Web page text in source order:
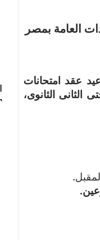
العامة بمصر
عقد امتحانات
الثانوى،